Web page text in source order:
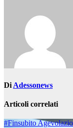
Di Adessonews
Articoli correlati
#Finsubito